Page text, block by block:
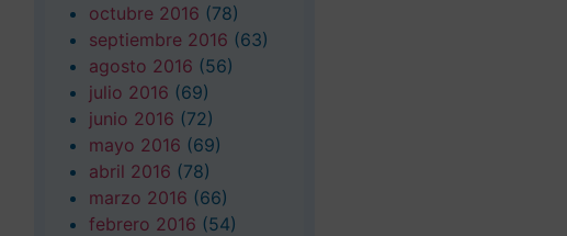
octubre 2016 (78)
septiembre 2016 (63)
agosto 2016 (56)
julio 2016 (69)
junio 2016 (72)
mayo 2016 (69)
abril 2016 (78)
marzo 2016 (66)
febrero 2016 (54)